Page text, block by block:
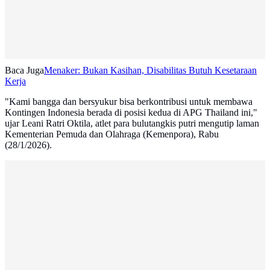
Baca JugaMenaker: Bukan Kasihan, Disabilitas Butuh Kesetaraan
Kerja
"Kami bangga dan bersyukur bisa berkontribusi untuk membawa
Kontingen Indonesia berada di posisi kedua di APG Thailand ini,"
ujar Leani Ratri Oktila, atlet para bulutangkis putri mengutip laman
Kementerian Pemuda dan Olahraga (Kemenpora), Rabu
(28/1/2026).